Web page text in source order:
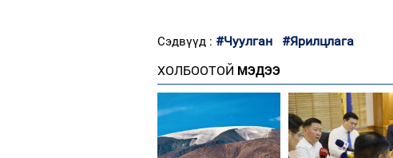
Сэдвүүд : #Чуулган
#Ярилцлага
ХОЛБООТОЙ МЭДЭЭ